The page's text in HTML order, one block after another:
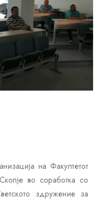
на Факултетот
во соработка со
здружение за